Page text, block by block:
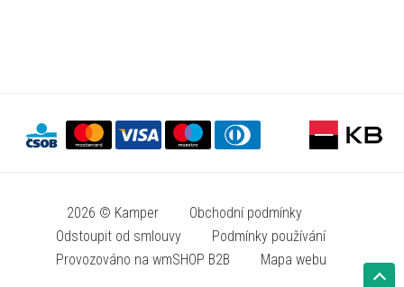
2026 © Kamper
Obchodní podmínky
Odstoupit od smlouvy
Podmínky používání
Provozováno na wmSHOP B2B
Mapa webu